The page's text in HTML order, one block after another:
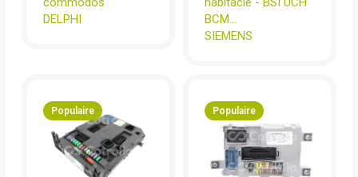
DELPHI
BCM...
SIEMENS
Populaire Populaire